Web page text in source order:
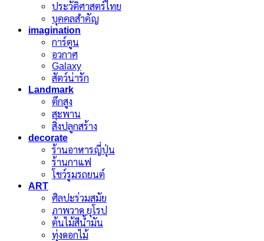
ประวัติศาสตร์ไทย
บุคคลสำคัญ
imagination
การ์ตูน
อวกาศ
Galaxy
สัตว์น่ารัก
Landmark
ตึกสูง
สะพาน
สิ่งปลูกสร้าง
decorate
ร้านอาหารญี่ปุ่น
ร้านกาแฟ
โชว์รูมรถยนต์
ART
ศิลปะร่วมสมัย
ภาพวาด ยุโรป
ต้นไม้สีน้ำมัน
ทุ่งดอกไม้